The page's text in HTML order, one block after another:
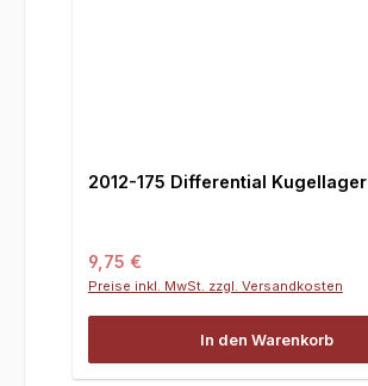
2012-175 Differential Kugellager
Regulärer Preis:
9,75 €
Preise inkl. MwSt. zzgl. Versandkosten
In den Warenkorb